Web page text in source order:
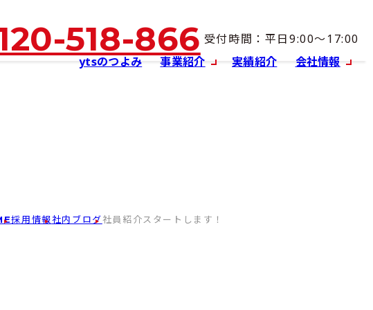
ytsのつよみ 事業紹介 実績紹介 会社情報
518-866 受付時間：平日9:00～17:00
採用情報社内ブログ社員紹介スタートします！